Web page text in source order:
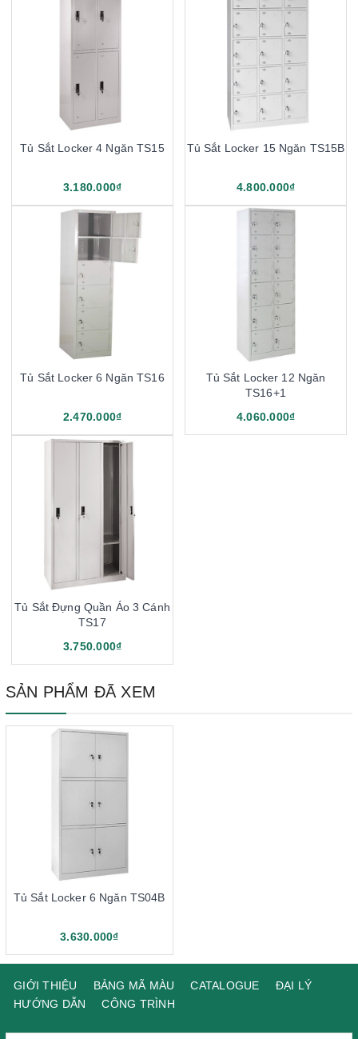
Tủ Sắt Locker 4 Ngăn TS15
3.180.000₫
Tủ Sắt Locker 15 Ngăn TS15B
4.800.000₫
Tủ Sắt Locker 6 Ngăn TS16
2.470.000₫
Tủ Sắt Locker 12 Ngăn
TS16+1
4.060.000₫
Tủ Sắt Đựng Quần Áo 3 Cánh
TS17
3.750.000₫
SẢN PHẨM ĐÃ XEM
Tủ Sắt Locker 6 Ngăn TS04B
3.630.000₫
GIỚI THIỆU BẢNG MÃ MÀU CATALOGUE
ĐẠI LÝ
HƯỚNG DẪN
CÔNG TRÌNH